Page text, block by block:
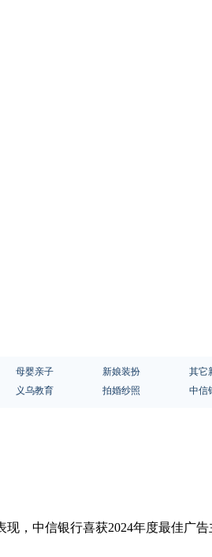
母婴亲子 新娘装扮 其它
义乌教育 拍婚纱照 中信
，中信银行喜获2024年度最佳广